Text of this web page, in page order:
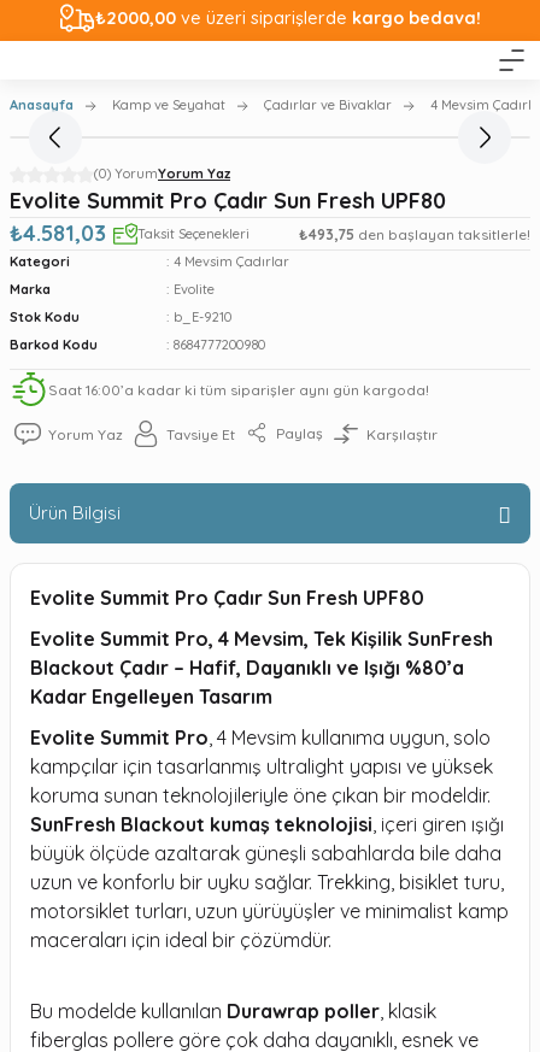
₺2000,00 ve üzeri siparişlerde kargo bedava!
Anasayfa Kamp ve Seyahat Çadırlar ve Bivaklar 4 Mevsim
(0) YorumYorum Yaz
Evolite Summit Pro Çadır Sun Fresh UPF80
₺4.581,03
Taksit Seçenekleri ₺493,75 den başlayan taksitlerle!
Kategori
4 Mevsim Çadırlar
Marka
Evolite
Stok Kodu
b_E-9210
Barkod Kodu
8684777200980
Saat 16:00’a kadar ki tüm siparişler aynı gün kargoda!
Yorum Yaz Tavsiye Et Paylaş Karşılaştır
Ürün Bilgisi
Evolite Summit Pro Çadır Sun Fresh UPF80
Evolite Summit Pro, 4 Mevsim, Tek Kişilik SunFresh
Blackout Çadır – Hafif, Dayanıklı ve Işığı %80’a
Kadar Engelleyen Tasarım
Evolite Summit Pro, 4 Mevsim kullanıma uygun, solo
kampçılar için tasarlanmış ultralight yapısı ve yüksek
koruma sunan teknolojileriyle öne çıkan bir modeldir.
SunFresh Blackout kumaş teknolojisi, içeri giren ışığı
büyük ölçüde azaltarak güneşli sabahlarda bile daha
uzun ve konforlu bir uyku sağlar. Trekking, bisiklet turu,
motorsiklet turları, uzun yürüyüşler ve minimalist kamp
maceraları için ideal bir çözümdür.
Bu modelde kullanılan Durawrap poller, klasik
fiberglas pollere göre çok daha dayanıklı, esnek ve